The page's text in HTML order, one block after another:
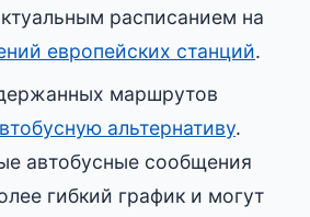
расписанием на
европейских станций.
маршрутов
альтернативу.
автобусные сообщения
гибкий график и могут